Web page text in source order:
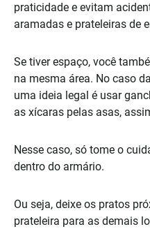
praticidade e evitam
aramadas e prateleiras de
Se tiver espaço, você
na mesma área. No caso
uma ideia legal é usar
as xícaras pelas asas,
Nesse caso, só tome o
dentro do armário.
Ou seja, deixe os pratos
prateleira para as demais